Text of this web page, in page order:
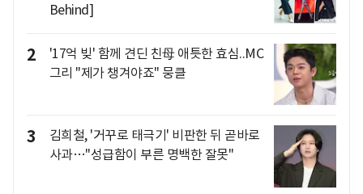
Behind]
2
'17억 빚' 함께 견딘 친母 애틋한 효심..MC
그리 "제가 챙겨야죠" 뭉클
3
김희철, '거꾸로 태극기' 비판한 뒤 곧바로
사과…"성급함이 부른 명백한 잘못"